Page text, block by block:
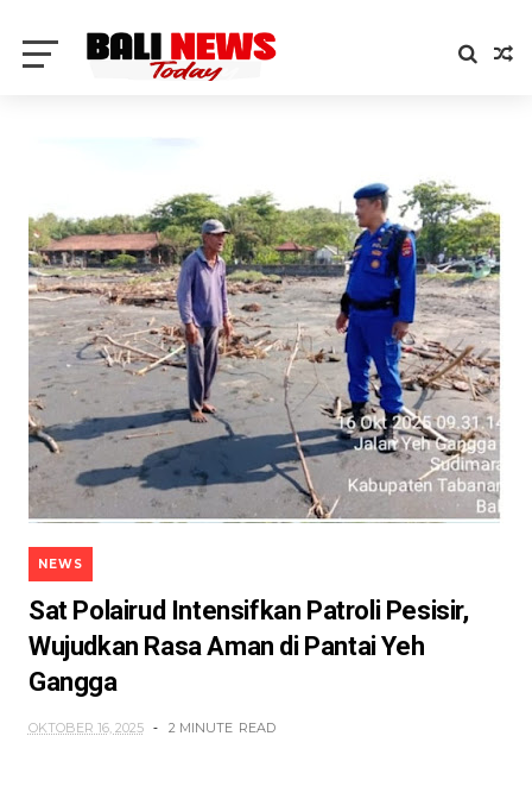
NEWS
Sat Polairud Intensifkan Patroli Pesisir,
Wujudkan Rasa Aman di Pantai Yeh
Gangga
OKTOBER 16, 2025 2 MINUTE READ